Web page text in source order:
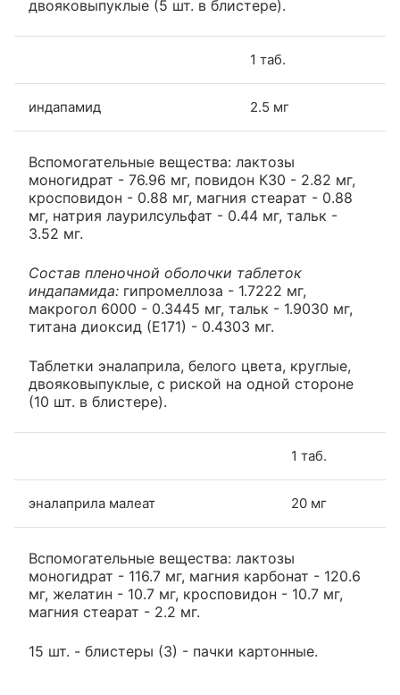
двояковыпуклые (5 шт. в блистере).
1 таб.
индапамид 2.5 мг
Вспомогательные вещества: лактозы
моногидрат - 76.96 мг, повидон К30 - 2.82 мг,
кросповидон - 0.88 мг, магния стеарат - 0.88
мг, натрия лаурилсульфат - 0.44 мг, тальк -
3.52 мг.
Состав пленочной оболочки таблеток
индапамида: гипромеллоза - 1.7222 мг,
макрогол 6000 - 0.3445 мг, тальк - 1.9030 мг,
титана диоксид (Е171) - 0.4303 мг.
Таблетки эналаприла, белого цвета, круглые,
двояковыпуклые, с риской на одной стороне
(10 шт. в блистере).
1 таб.
эналаприла малеат 20 мг
Вспомогательные вещества: лактозы
моногидрат - 116.7 мг, магния карбонат - 120.6
мг, желатин - 10.7 мг, кросповидон - 10.7 мг,
магния стеарат - 2.2 мг.
15 шт. - блистеры (3) - пачки картонные.